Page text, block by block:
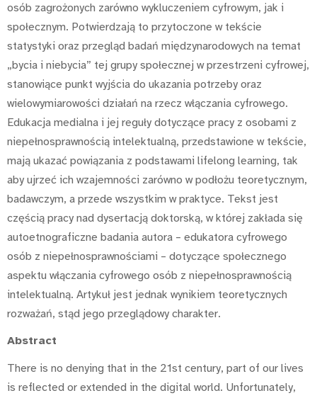
osób zagrożonych zarówno wykluczeniem cyfrowym, jak i
społecznym. Potwierdzają to przytoczone w tekście
statystyki oraz przegląd badań międzynarodowych na temat
„bycia i niebycia” tej grupy społecznej w przestrzeni cyfrowej,
stanowiące punkt wyjścia do ukazania potrzeby oraz
wielowymiarowości działań na rzecz włączania cyfrowego.
Edukacja medialna i jej reguły dotyczące pracy z osobami z
niepełnosprawnością intelektualną, przedstawione w tekście,
mają ukazać powiązania z podstawami lifelong learning, tak
aby ujrzeć ich wzajemności zarówno w podłożu teoretycznym,
badawczym, a przede wszystkim w praktyce. Tekst jest
częścią pracy nad dysertacją doktorską, w której zakłada się
autoetnograficzne badania autora – edukatora cyfrowego
osób z niepełnosprawnościami – dotyczące społecznego
aspektu włączania cyfrowego osób z niepełnosprawnością
intelektualną. Artykuł jest jednak wynikiem teoretycznych
rozważań, stąd jego przeglądowy charakter.
Abstract
There is no denying that in the 21st century, part of our lives
is reflected or extended in the digital world. Unfortunately,